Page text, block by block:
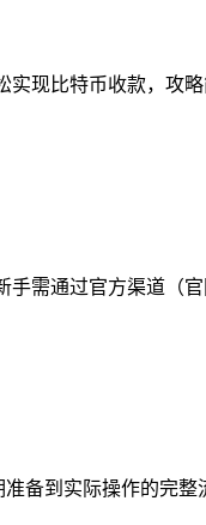
现比特币收款，攻
需通过官方渠道（
备到实际操作的完